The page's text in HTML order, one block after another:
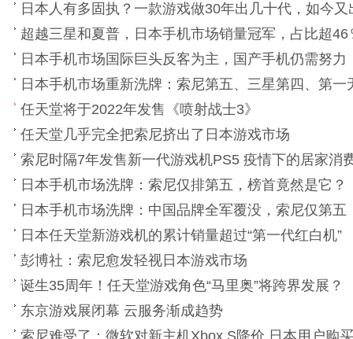
日本人有多固执？一款游戏做30年出几十代，如今又
超越三星和夏普，日本手机市场销量冠军，占比超46
日本手机市场国际巨头反客为主，国产手机仍需努力
日本手机市场重新洗牌：索尼第五、三星第四、第一
任天堂将于2022年发售《喷射战士3》
任天堂几乎完全把索尼挤出了日本游戏市场
索尼时隔7年发售新一代游戏机PS5 疫情下的居家消
日本手机市场洗牌：索尼仅排第五，榜首竟然是它？
日本手机市场洗牌：中国品牌全军覆没，索尼仅第五
日本任天堂新游戏机的累计销量超过“第一代红白机”
彭博社：索尼愈发轻视日本游戏市场
诞生35周年！任天堂游戏角色“马里奥”将跨界发展？
东京游戏展闭幕 云服务渐成趋势
索尼难受了：微软对新主机Xbox S降价 日本用户购